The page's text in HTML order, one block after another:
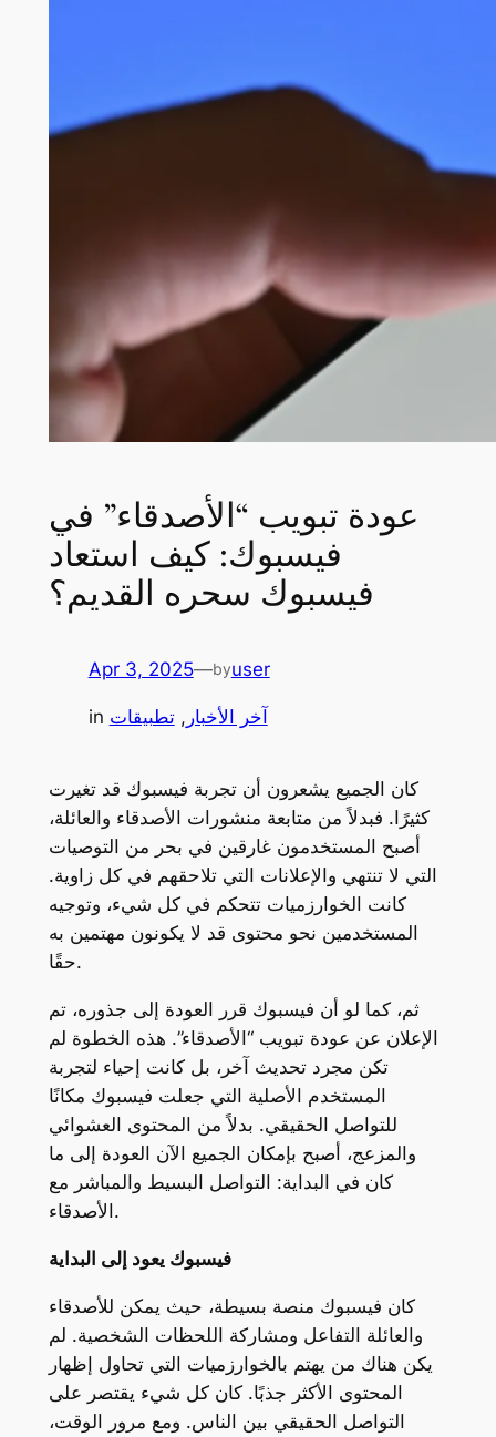
عودة تبويب “الأصدقاء” في
فيسبوك: كيف استعاد
فيسبوك سحره القديم؟
Apr 3, 2025—byuser
in آخر الأخبار , تطبيقات
كان الجميع يشعرون أن تجربة فيسبوك قد تغيرت
كثيرًا. فبدلاً من متابعة منشورات الأصدقاء والعائلة،
أصبح المستخدمون غارقين في بحر من التوصيات
التي لا تنتهي والإعلانات التي تلاحقهم في كل زاوية.
كانت الخوارزميات تتحكم في كل شيء، وتوجيه
المستخدمين نحو محتوى قد لا يكونون مهتمين به
حقًا.
ثم، كما لو أن فيسبوك قرر العودة إلى جذوره، تم
الإعلان عن عودة تبويب “الأصدقاء”. هذه الخطوة لم
تكن مجرد تحديث آخر، بل كانت إحياء لتجربة
المستخدم الأصلية التي جعلت فيسبوك مكانًا
للتواصل الحقيقي. بدلاً من المحتوى العشوائي
والمزعج، أصبح بإمكان الجميع الآن العودة إلى ما
كان في البداية: التواصل البسيط والمباشر مع
الأصدقاء.
فيسبوك يعود إلى البداية
كان فيسبوك منصة بسيطة، حيث يمكن للأصدقاء
والعائلة التفاعل ومشاركة اللحظات الشخصية. لم
يكن هناك من يهتم بالخوارزميات التي تحاول إظهار
المحتوى الأكثر جذبًا. كان كل شيء يقتصر على
التواصل الحقيقي بين الناس. ومع مرور الوقت،